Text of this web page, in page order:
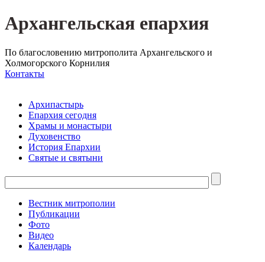
Архангельская епархия
По благословению митрополита Архангельского и
Холмогорского Корнилия
Контакты
Архипастырь
Епархия сегодня
Храмы и монастыри
Духовенство
История Епархии
Святые и святыни
Вестник митрополии
Публикации
Фото
Видео
Календарь